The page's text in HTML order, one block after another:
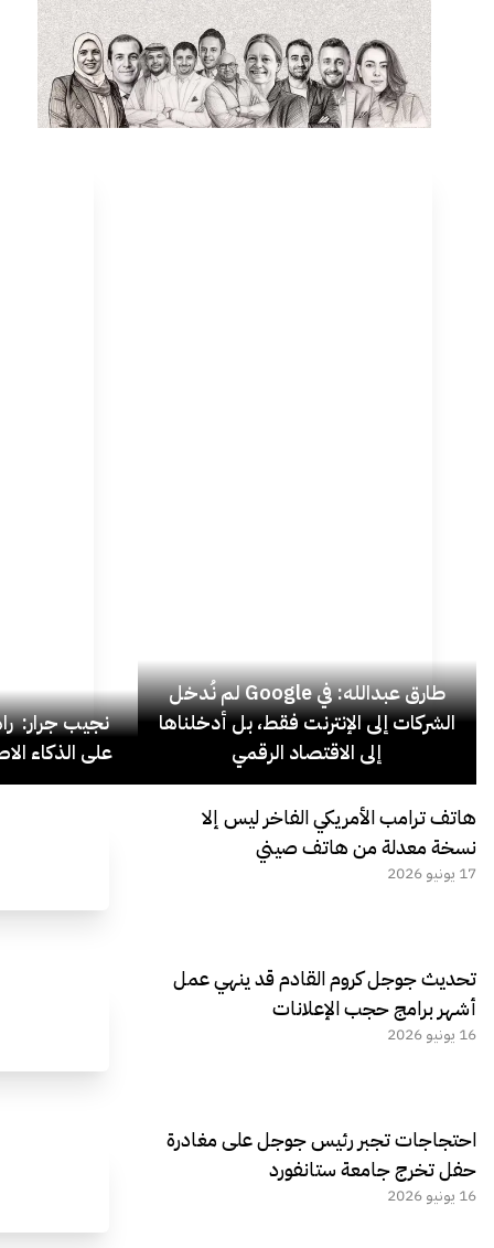
طارق عبدالله: في Google لم نُدخل
الشركات إلى الإنترنت فقط، بل أدخلناها
إلى الاقتصاد الرقمي
نجيب جرار:
على الذكاء
هاتف ترامب الأمريكي الفاخر ليس إلا
نسخة معدلة من هاتف صيني
17 يونيو 2026
تحديث جوجل كروم القادم قد ينهي عمل
أشهر برامج حجب الإعلانات
16 يونيو 2026
احتجاجات تجبر رئيس جوجل على مغادرة
حفل تخرج جامعة ستانفورد
16 يونيو 2026